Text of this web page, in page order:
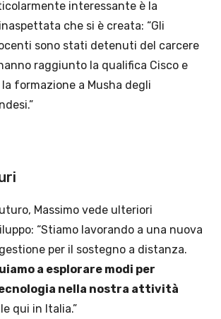
interessante è la
che si è creata: “Gli
sono stati detenuti del carcere
raggiunto la qualifica Cisco e
formazione a Musha degli
Massimo vede ulteriori
“Stiamo lavorando a una nuova
per il sostegno a distanza.
a esplorare modi per
nella nostra attività
qui in Italia.”